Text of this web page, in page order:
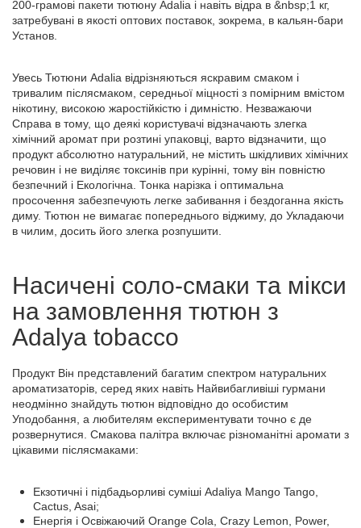
200-грамові пакети тютюну Adalia і навіть відра в &nbsp;1 кг,
затребувані в якості оптових поставок, зокрема, в кальян-бари
Установ.
Увесь Тютюни Adalia відрізняються яскравим смаком і
тривалим післясмаком, середньої міцності з помірним вмістом
нікотину, високою жаростійкістю і димністю. Незважаючи
Справа в тому, що деякі користувачі відзначають злегка
хімічний аромат при розтині упаковці, варто відзначити, що
продукт абсолютно натуральний, не містить шкідливих хімічних
речовин і не виділяє токсинів при курінні, тому він повністю
безпечний і Екологічна. Тонка нарізка і оптимальна
просочення забезпечують легке забивання і бездоганна якість
диму. Тютюн не вимагає попереднього віджиму, до Укладаючи
в чилим, досить його злегка розпушити.
Насичені соло-смаки та мікси
на замовлення тютюн з
Adalya tobacco
Продукт Він представлений багатим спектром натуральних
ароматизаторів, серед яких навіть Найвибагливіші гурмани
неодмінно знайдуть тютюн відповідно до особистим
Уподобання, а любителям експериментувати точно є де
розвернутися. Смакова палітра включає різноманітні аромати з
цікавими післясмаками:
Екзотичні і підбадьорливі суміші Adaliya Mango Tango
Cactus Asai;
Енергія і Освіжаючий Orange Cola Crazy Lemon Power,